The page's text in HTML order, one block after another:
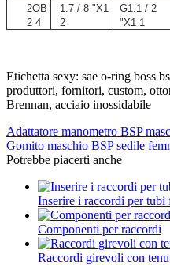
2OB-
2 4
1.7 / 8 "X1
2
G1.1 / 2
"X1 1
Etichetta sexy: sae o-ring boss
produttori, fornitori, custom,
Brennan, acciaio inossidabile
Adattatore manometro BSP
Gomito maschio BSP sedile
Potrebbe piacerti anche
Inserire i raccordi per tubi
Componenti per raccordi
Raccordi girevoli con